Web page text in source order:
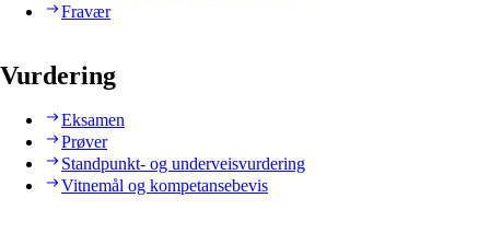
Fravær
Vurdering
Eksamen
Prøver
Standpunkt- og underveisvurdering
Vitnemål og kompetansebevis